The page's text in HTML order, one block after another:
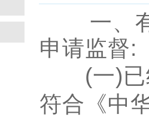
一、有
申请监督:
(一)
符合《中